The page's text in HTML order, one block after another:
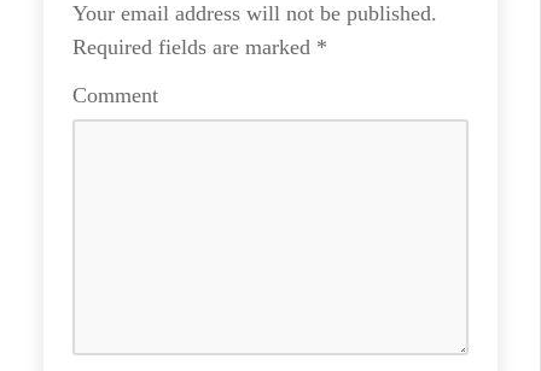
Your email address will not be published.
Required fields are marked *
Comment